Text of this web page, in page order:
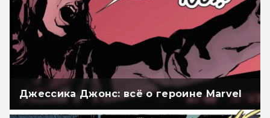
Джессика Джонс: всё о героине Marvel